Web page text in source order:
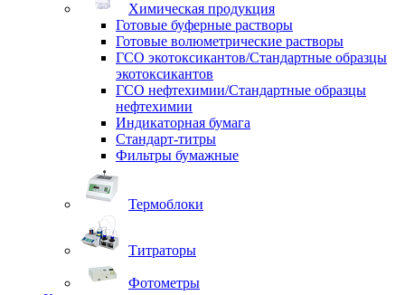
Химическая продукция
Готовые буферные растворы
Готовые волюметрические растворы
ГСО экотоксикантов/Стандартные образцы
экотоксикантов
ГСО нефтехимии/Стандартные образцы
нефтехимии
Индикаторная бумага
Стандарт-титры
Фильтры бумажные
Термоблоки
Титраторы
Фотометры